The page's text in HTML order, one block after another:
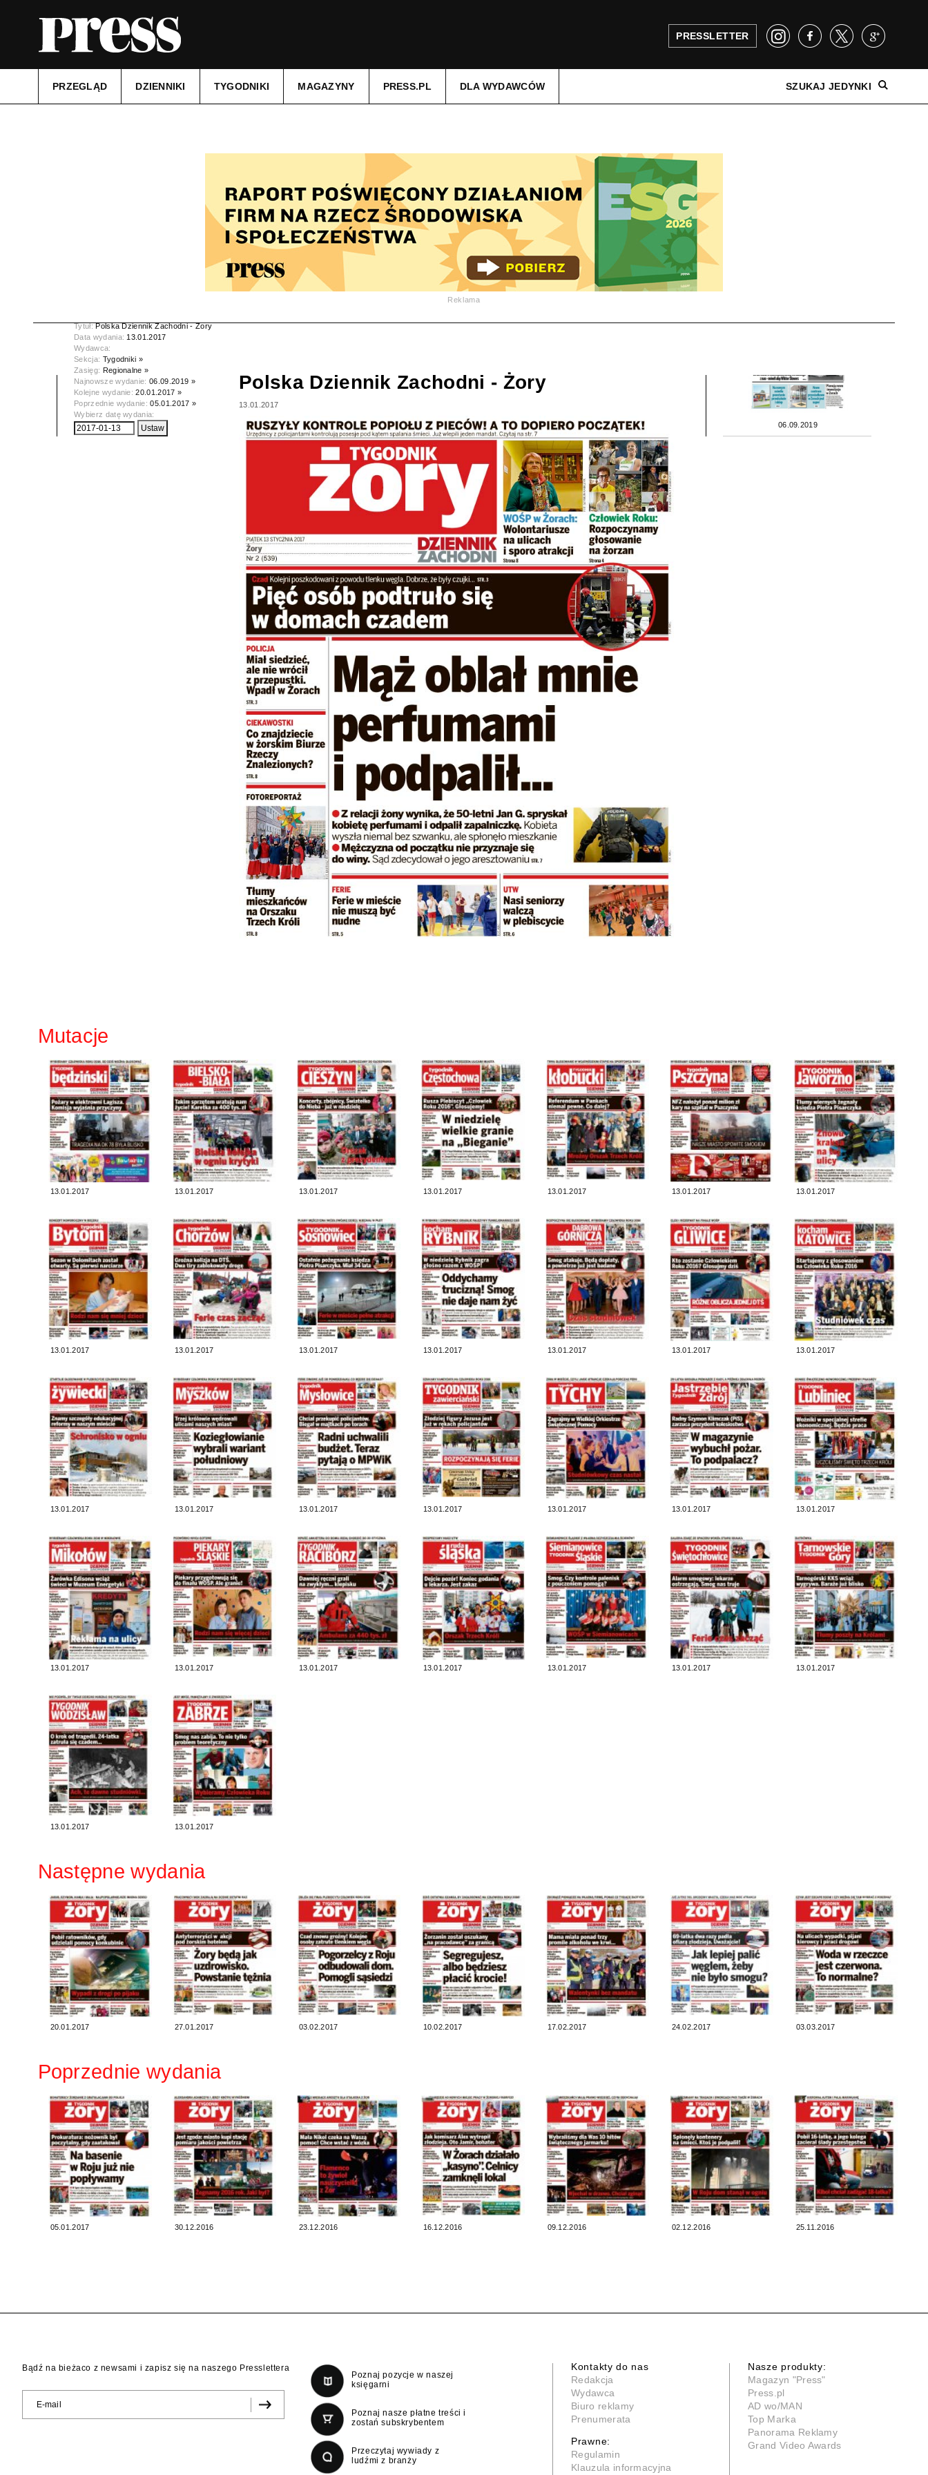
PRESSLETTER
PRZEGLĄD DZIENNIKI TYGODNIKI MAGAZYNY PRESS.PL DLA WYDAWCÓW SZUKAJ JEDYNKI
Reklama
Tytuł:Polska Dziennik Zachodni - Żory
Data wydania: 13.01.2017
Wydawca:
Sekcja: Tygodniki »
Zasięg: Regionalne »
Najnowsze wydanie:06.09.2019 »
Kolejne wydanie:20.01.2017 »
Poprzednie wydanie:05.01.2017 »
Wybierz datę wydania:
Polska Dziennik Zachodni - Żory
13.01.2017
06.09.2019
Mutacje
13.01.2017 13.01.2017 13.01.2017 13.01.2017 13.01.2017 13.01.2017 13.01.2017
13.01.2017 13.01.2017 13.01.2017 13.01.2017 13.01.2017 13.01.2017 13.01.2017
13.01.2017 13.01.2017 13.01.2017 13.01.2017 13.01.2017 13.01.2017 13.01.2017
13.01.2017 13.01.2017 13.01.2017 13.01.2017 13.01.2017 13.01.2017 13.01.2017
13.01.2017 13.01.2017
Następne wydania
20.01.2017 27.01.2017 03.02.2017 10.02.2017 17.02.2017 24.02.2017 03.03.2017
Poprzednie wydania
05.01.2017 30.12.2016 23.12.2016 16.12.2016 09.12.2016 02.12.2016 25.11.2016
Bądź na bieżaco z newsami i zapisz się na naszego Presslettera
Poznaj pozycje w naszej
księgarni
Poznaj nasze płatne treści i
zostań subskrybentem
Przeczytaj wywiady z
ludźmi z branży
Kontakty do nas
Redakcja
Wydawca
Biuro reklamy
Prenumerata
Prawne:
Regulamin
Klauzula informacyjna
Nasze produkty:
Magazyn "Press"
Press.pl
AD wo/MAN
Top Marka
Panorama Reklamy
Grand Video Awards